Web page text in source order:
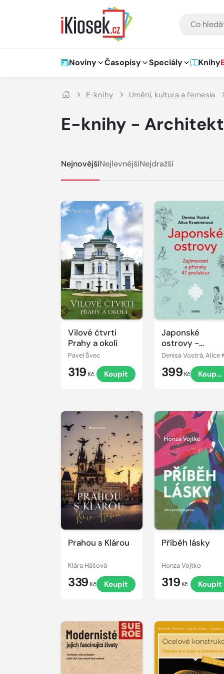
Hlavní navigace
Noviny Časopisy Speciály Knihy
E-knihy Umění, kultura a řemesla
E-knihy -
NejnovějšíNejlevnějšíNejdražší
Vilové čtvrti
Prahy a okolí
Pavel Švec
319 Kč Koupit
Japonské
ostrovy -
Zajímavosti a
přízraky 47
prefektur
399 Kč Koupit
Prahou s Klárou
Klára Hášová
339 Kč Koupit
Příběh lásky
Honza Vojtko
319 Kč Koupit